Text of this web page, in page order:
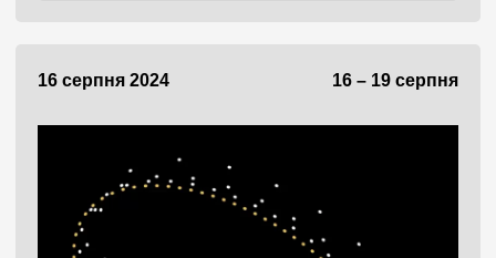
16 серпня 2024 16 – 19 серпня